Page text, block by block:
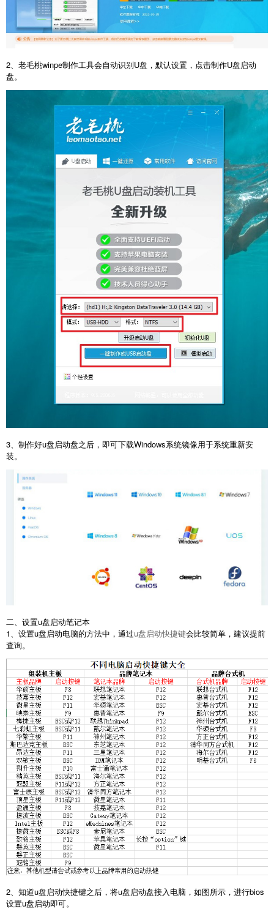
2、老毛桃winpe制作工具会自动识别U盘，默认设置，点击制作U盘启动
盘。
3、制作好u盘启动盘之后，即可下载Windows系统镜像用于系统重新安
装。
二、设置u盘启动笔记本
1、设置u盘启动电脑的方法中，通过u盘启动快捷键会比较简单，建议提前
查询。
2、知道u盘启动快捷键之后，将u盘启动盘接入电脑，如图所示，进行bios
设置u盘启动即可。